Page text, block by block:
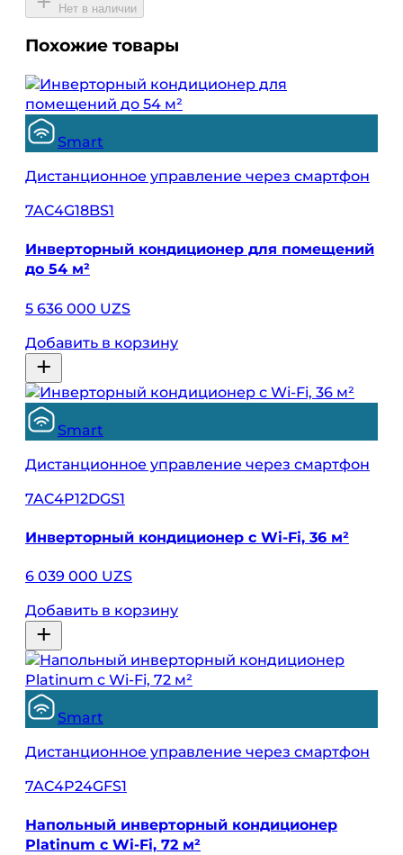
Нет в наличии
Похожие товары
Smart
Дистанционное управление через смартфон
7AC4G18BS1
Инверторный кондиционер для помещений
до 54 м²
5 636 000 UZS
Добавить в корзину
Smart
Дистанционное управление через смартфон
7AC4P12DGS1
Инверторный кондиционер с Wi-Fi, 36 м²
6 039 000 UZS
Добавить в корзину
Smart
Дистанционное управление через смартфон
7AC4P24GFS1
Напольный инверторный кондиционер
Platinum с Wi-Fi, 72 м²